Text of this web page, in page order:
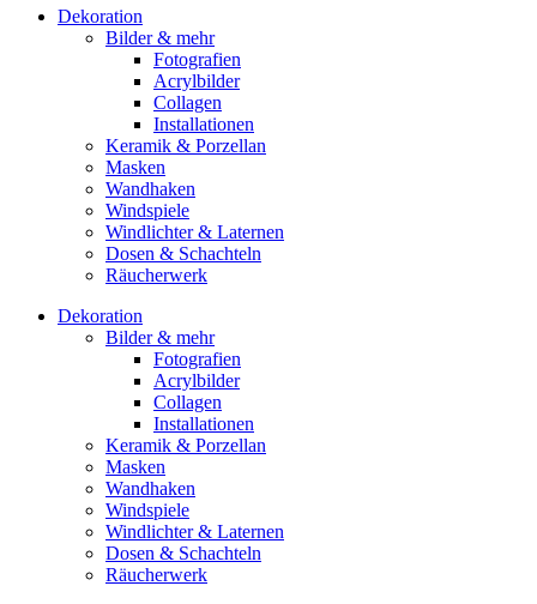
Dekoration
Bilder & mehr
Fotografien
Acrylbilder
Collagen
Installationen
Keramik & Porzellan
Masken
Wandhaken
Windspiele
Windlichter & Laternen
Dosen & Schachteln
Räucherwerk
Dekoration
Bilder & mehr
Fotografien
Acrylbilder
Collagen
Installationen
Keramik & Porzellan
Masken
Wandhaken
Windspiele
Windlichter & Laternen
Dosen & Schachteln
Räucherwerk